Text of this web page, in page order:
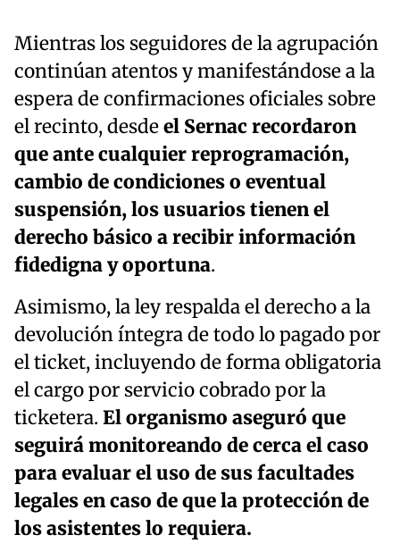
Mientras los seguidores de la agrupación
continúan atentos y manifestándose a la
espera de confirmaciones oficiales sobre
el recinto, desdeel Sernac recordaron
que ante cualquier reprogramación,
cambio de condiciones o eventual
suspensión, los usuarios tienen el
derecho básico a recibir información
fidedigna y oportuna.
Asimismo, la ley respalda el derecho a la
devolución íntegra de todo lo pagado por
el ticket, incluyendo de forma obligatoria
el cargo por servicio cobrado por la
ticketera. El organismo aseguró que
seguirá monitoreando de cerca el caso
para evaluar el uso de sus facultades
legales en caso de que la protección de
los asistentes lo requiera.